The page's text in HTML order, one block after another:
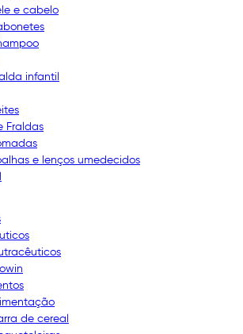
e cabelo
infantil
Fraldas
e lenços umedecidos
de cereal